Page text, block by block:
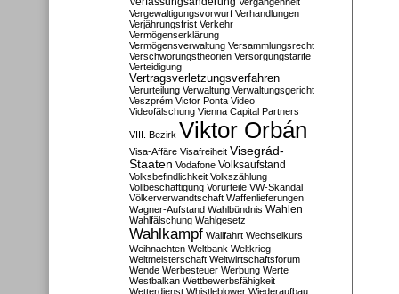
Vergewaltigungsvorwurf Verhandlungen
Verjährungsfrist Verkehr
Vermögenserklärung
Vermögensverwaltung Versammlungsrecht
Verschwörungstheorien Versorgungstarife
Verteidigung
Vertragsverletzungsverfahren
Verurteilung Verwaltung Verwaltungsgericht
Veszprém Victor Ponta Video
Videofälschung Vienna Capital Partners
VIII. Bezirk Viktor Orbán
Visa-Affäre Visafreiheit Visegrád-
Staaten Vodafone Volksaufstand
Volksbefindlichkeit Volkszählung
Vollbeschäftigung Vorurteile VW-Skandal
Völkerverwandtschaft Waffenlieferungen
Wagner-Aufstand Wahlbündnis Wahlen
Wahlfälschung Wahlgesetz
Wahlkampf Wallfahrt Wechselkurs
Weihnachten Weltbank Weltkrieg
Weltmeisterschaft Weltwirtschaftsforum
Wende Werbesteuer Werbung Werte
Westbalkan Wettbewerbsfähigkeit
Wetterdienst Whistleblower Wiederaufbau